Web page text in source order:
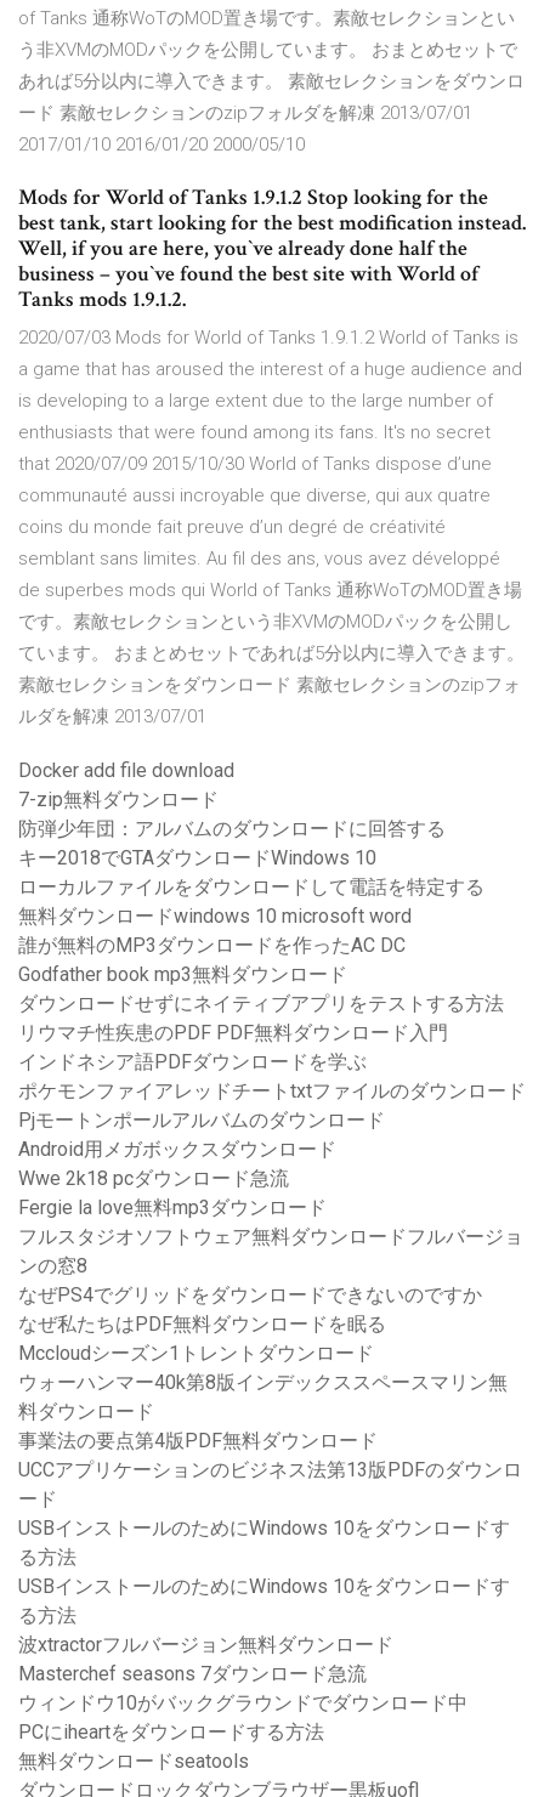
of Tanks 通称WoTのMOD置き場です。素敵セレクションとい
う非XVMのMODパックを公開しています。 おまとめセットで
あれば5分以内に導入できます。 素敵セレクションをダウンロ
ード 素敵セレクションのzipフォルダを解凍 2013/07/01
2017/01/10 2016/01/20 2000/05/10
Mods for World of Tanks 1.9.1.2 Stop looking for the
best tank, start looking for the best modification instead.
Well, if you are here, you`ve already done half the
business – you`ve found the best site with World of
Tanks mods 1.9.1.2.
2020/07/03 Mods for World of Tanks 1.9.1.2 World of Tanks is
a game that has aroused the interest of a huge audience and
is developing to a large extent due to the large number of
enthusiasts that were found among its fans. It's no secret
that 2020/07/09 2015/10/30 World of Tanks dispose d’une
communauté aussi incroyable que diverse, qui aux quatre
coins du monde fait preuve d’un degré de créativité
semblant sans limites. Au fil des ans, vous avez développé
de superbes mods qui World of Tanks 通称WoTのMOD置き場
です。素敵セレクションという非XVMのMODパックを公開し
ています。 おまとめセットであれば5分以内に導入できます。
素敵セレクションをダウンロード 素敵セレクションのzipフォ
ルダを解凍 2013/07/01
Docker add file download
7-zip無料ダウンロード
防弾少年団：アルバムのダウンロードに回答する
キー2018でGTAダウンロードWindows 10
ローカルファイルをダウンロードして電話を特定する
無料ダウンロードwindows 10 microsoft word
誰が無料のMP3ダウンロードを作ったAC DC
Godfather book mp3無料ダウンロード
ダウンロードせずにネイティブアプリをテストする方法
リウマチ性疾患のPDF PDF無料ダウンロード入門
インドネシア語PDFダウンロードを学ぶ
ポケモンファイアレッドチートtxtファイルのダウンロード
Pjモートンポールアルバムのダウンロード
Android用メガボックスダウンロード
Wwe 2k18 pcダウンロード急流
Fergie la love無料mp3ダウンロード
フルスタジオソフトウェア無料ダウンロードフルバージョ
ンの窓8
なぜPS4でグリッドをダウンロードできないのですか
なぜ私たちはPDF無料ダウンロードを眠る
Mccloudシーズン1トレントダウンロード
ウォーハンマー40k第8版インデックススペースマリン無
料ダウンロード
事業法の要点第4版PDF無料ダウンロード
UCCアプリケーションのビジネス法第13版PDFのダウンロ
ード
USBインストールのためにWindows 10をダウンロードす
る方法
USBインストールのためにWindows 10をダウンロードす
る方法
波xtractorフルバージョン無料ダウンロード
Masterchef seasons 7ダウンロード急流
ウィンドウ10がバックグラウンドでダウンロード中
PCにiheartをダウンロードする方法
無料ダウンロードseatools
ダウンロードロックダウンブラウザー黒板uofl